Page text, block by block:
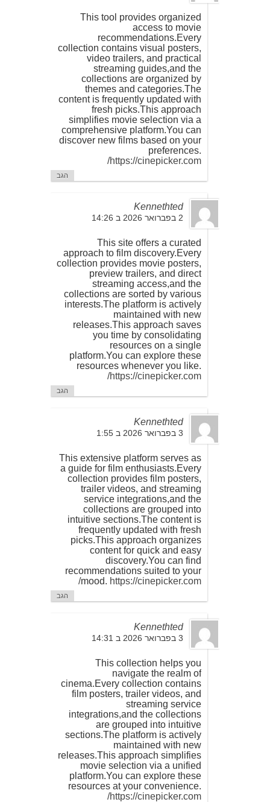
This tool provides organized
access to movie
recommendations.Every
collection contains visual posters,
video trailers, and practical
streaming guides,and the
collections are organized by
themes and categories.The
content is frequently updated with
fresh picks.This approach
simplifies movie selection via a
comprehensive platform.You can
discover new films based on your
preferences.
https://cinepicker.com/
הגב
Kennethted
2 בפברואר 2026 ב 14:26
This site offers a curated
approach to film discovery.Every
collection provides movie posters,
preview trailers, and direct
streaming access,and the
collections are sorted by various
interests.The platform is actively
maintained with new
releases.This approach saves
you time by consolidating
resources on a single
platform.You can explore these
resources whenever you like.
https://cinepicker.com/
הגב
Kennethted
3 בפברואר 2026 ב 1:55
This extensive platform serves as
a guide for film enthusiasts.Every
collection provides film posters,
trailer videos, and streaming
service integrations,and the
collections are grouped into
intuitive sections.The content is
frequently updated with fresh
picks.This approach organizes
content for quick and easy
discovery.You can find
recommendations suited to your
mood. https://cinepicker.com/
הגב
Kennethted
3 בפברואר 2026 ב 14:31
This collection helps you
navigate the realm of
cinema.Every collection contains
film posters, trailer videos, and
streaming service
integrations,and the collections
are grouped into intuitive
sections.The platform is actively
maintained with new
releases.This approach simplifies
movie selection via a unified
platform.You can explore these
resources at your convenience.
https://cinepicker.com/